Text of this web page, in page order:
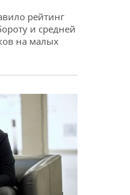
рейтинг
и средней
на малых